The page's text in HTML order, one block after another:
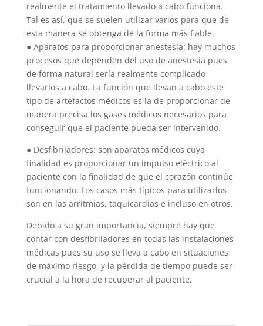
realmente el tratamiento llevado a cabo funciona.
Tal es así, que se suelen utilizar varios para que de
esta manera se obtenga de la forma más fiable.
● Aparatos para proporcionar anestesia: hay muchos
procesos que dependen del uso de anestesia pues
de forma natural sería realmente complicado
llevarlos a cabo. La función que llevan a cabo este
tipo de artefactos médicos es la de proporcionar de
manera precisa los gases médicos necesarios para
conseguir que el paciente pueda ser intervenido.
● Desfibriladores: son aparatos médicos cuya
finalidad es proporcionar un impulso eléctrico al
paciente con la finalidad de que el corazón continúe
funcionando. Los casos más típicos para utilizarlos
son en las arritmias, taquicardias e incluso en otros.
Debido a su gran importancia, siempre hay que
contar con desfibriladores en todas las instalaciones
médicas pues su uso se lleva a cabo en situaciones
de máximo riesgo, y la pérdida de tiempo puede ser
crucial a la hora de recuperar al paciente.